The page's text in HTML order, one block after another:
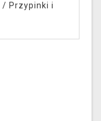
/ Przypinki i